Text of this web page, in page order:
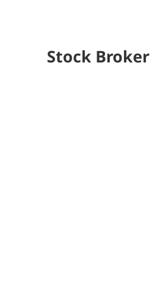
Stock Broker